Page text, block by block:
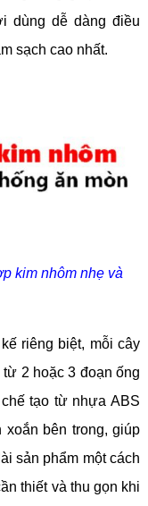
dùng dễ dàng điều
sạch cao nhất.
kim nhôm nhẹ và
riêng biệt, mỗi cây
2 hoặc 3 đoạn ống
tạo từ nhựa ABS
bên trong, giúp
sản phẩm một cách
thiết và thu gọn khi